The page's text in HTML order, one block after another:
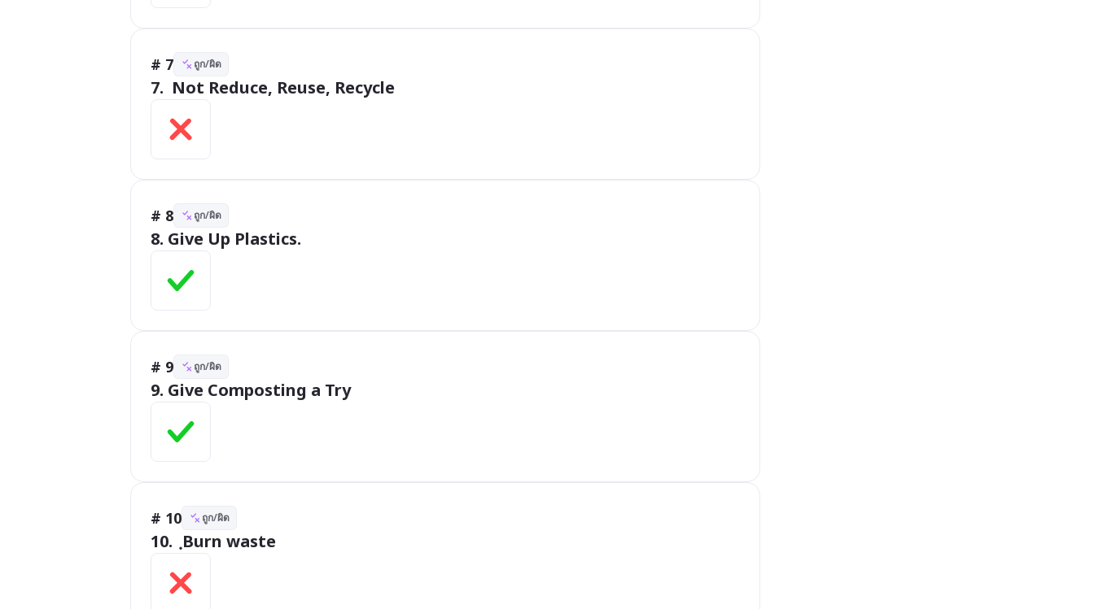
# 7 ถูก/ผิด
7.  Not Reduce, Reuse, Recycle
# 8 ถูก/ผิด
8. Give Up Plastics.
# 9 ถูก/ผิด
9. Give Composting a Try
# 10 ถูก/ผิด
10.  ฺBurn waste